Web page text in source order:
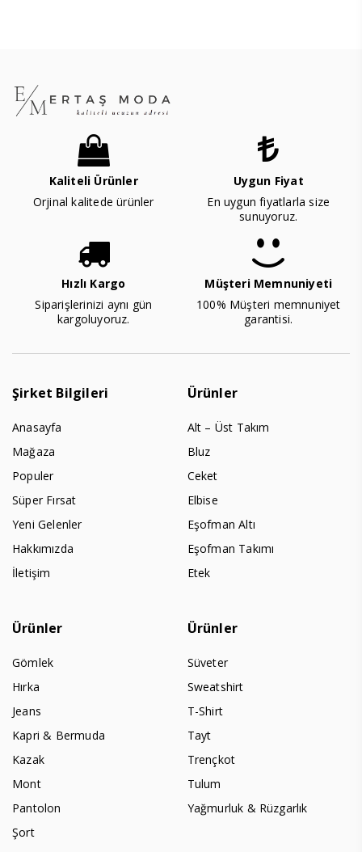
Kaliteli Ürünler
Orjinal kalitede ürünler
Uygun Fiyat
En uygun fiyatlarla size
sunuyoruz.
Hızlı Kargo
Siparişlerinizi aynı gün
kargoluyoruz.
Müşteri Memnuniyeti
100% Müşteri memnuniyet
garantisi.
Şirket Bilgileri
Anasayfa
Mağaza
Populer
Süper Fırsat
Yeni Gelenler
Hakkımızda
İletişim
Ürünler
Alt – Üst Takım
Bluz
Ceket
Elbise
Eşofman Altı
Eşofman Takımı
Etek
Ürünler
Gömlek
Hırka
Jeans
Kapri & Bermuda
Kazak
Mont
Pantolon
Şort
Ürünler
Süveter
Sweatshirt
T-Shirt
Tayt
Trençkot
Tulum
Yağmurluk & Rüzgarlık